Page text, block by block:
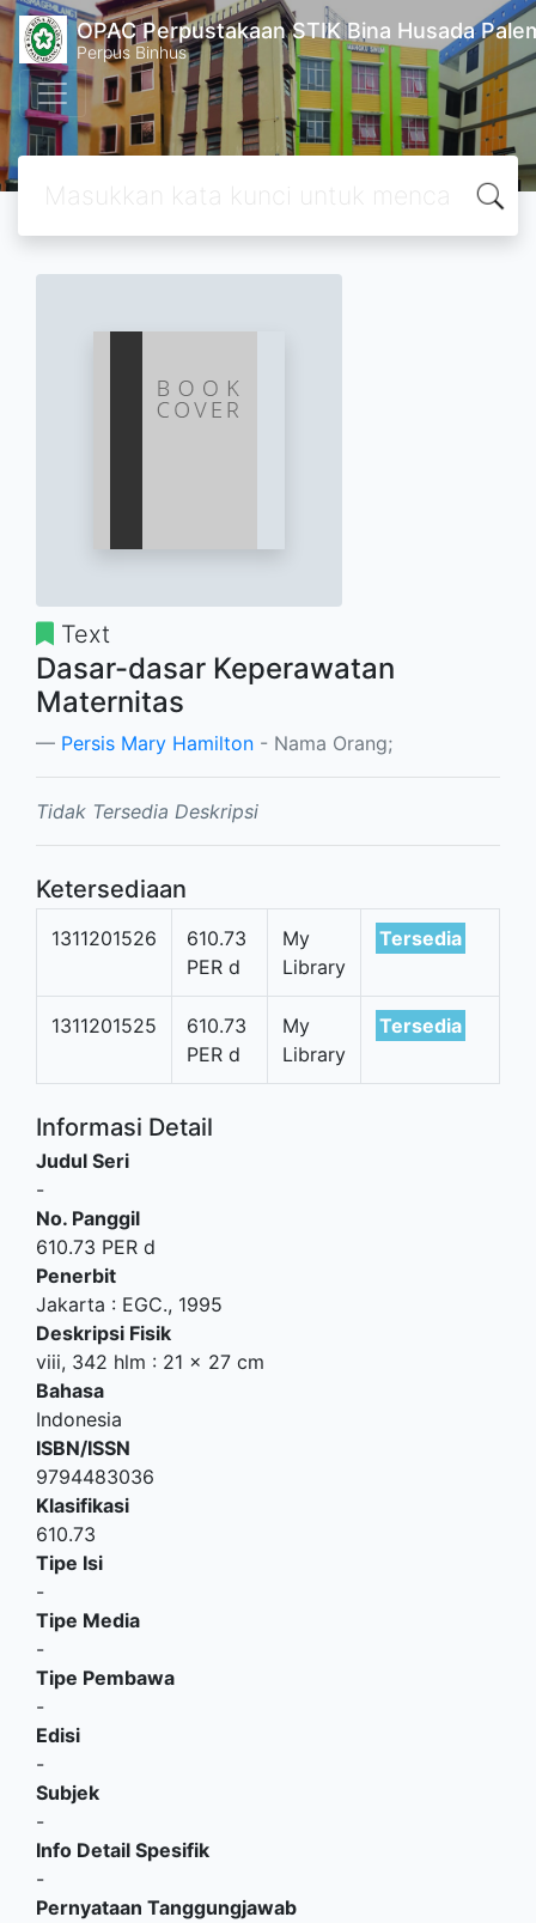
OPAC Perpustakaan STIK Bina Husada
Perpus Binhus
Text
Dasar-dasar Keperawatan
Maternitas
Persis Mary Hamilton - Nama Orang;
Tidak Tersedia Deskripsi
Ketersediaan
1311201526
610.73
PER d
My
Library
Tersedia
1311201525
610.73
PER d
My
Library
Tersedia
Informasi Detail
Judul Seri
-
No. Panggil
610.73 PER d
Penerbit
Jakarta : EGC., 1995
Deskripsi Fisik
viii, 342 hlm : 21 x 27 cm
Bahasa
Indonesia
ISBN/ISSN
9794483036
Klasifikasi
610.73
Tipe Isi
-
Tipe Media
-
Tipe Pembawa
-
Edisi
-
Subjek
-
Info Detail Spesifik
-
Pernyataan Tanggungjawab